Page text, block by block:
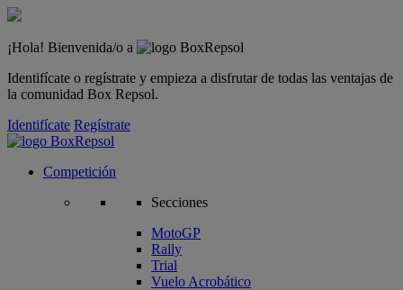
¡Hola! Bienvenida/o a
Identifícate o regístrate y empieza a disfrutar de todas las ventajas de
la comunidad Box Repsol.
Identifícate Regístrate
Competición
Secciones
MotoGP
Rally
Trial
Vuelo Acrobático